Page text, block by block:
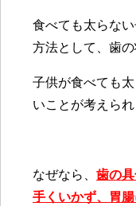
食べても太らな
方法として、歯
子供が食べても
いことが考えら
なぜなら、 歯の
手くいかず、胃